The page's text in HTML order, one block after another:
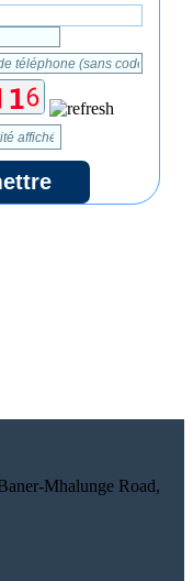
Mhalunge Road,